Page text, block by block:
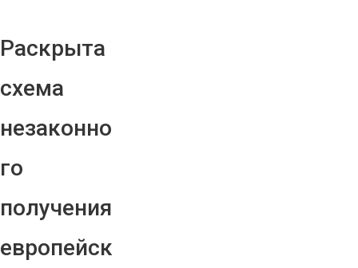
Раскрыта
схема
незаконно
го
получения
европейск